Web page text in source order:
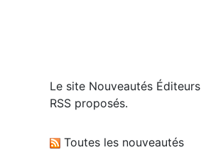
Le site Nouveautés Éditeurs
RSS proposés.
Toutes les nouveautés